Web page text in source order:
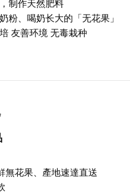
制作天然肥料
粉、喝奶长大的「无花果」
友善环境 无毒栽种
無花果、產地速達直送